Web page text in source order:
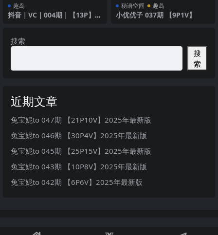
趣岛
抖音｜VC｜004期｜【13P】学
秘语空间 趣岛
小优优子 037期 【9P1V】
搜索
搜
索
近期文章
兔宝妮to 047期 【21P10V】2025年最新版
兔宝妮to 046期 【30P4V】2025年最新版
兔宝妮to 045期 【25P15V】2025年最新版
兔宝妮to 043期 【10P8V】2025年最新版
兔宝妮to 042期 【6P6V】2025年最新版